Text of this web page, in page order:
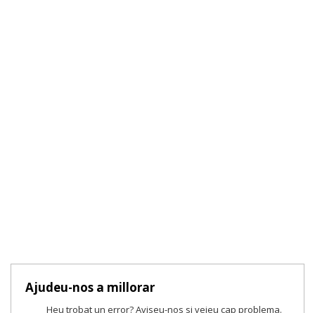
Ajudeu-nos a millorar
Heu trobat un error? Aviseu-nos si veieu cap problema.